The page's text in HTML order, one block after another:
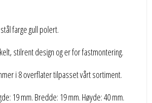
farge gull polert.
stilrent design og er for fastmontering.
i 8 overflater tilpasset vårt sortiment.
19 mm. Bredde: 19 mm. Høyde: 40 mm.